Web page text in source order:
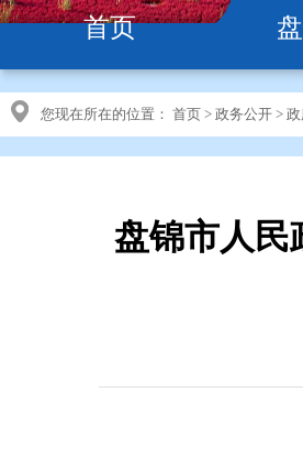
首页
您现在所在的位置： 首页 > 政务公开 >
盘锦市人民